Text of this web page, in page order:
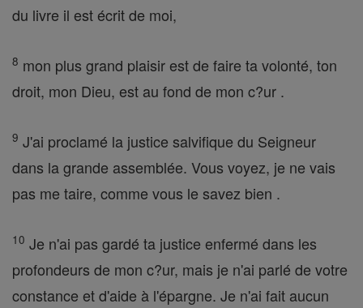
du livre il est écrit de moi,
8 mon plus grand plaisir est de faire ta volonté, ton
droit, mon Dieu, est au fond de mon c?ur .
9 J'ai proclamé la justice salvifique du Seigneur
dans la grande assemblée. Vous voyez, je ne vais
pas me taire, comme vous le savez bien .
10 Je n'ai pas gardé ta justice enfermé dans les
profondeurs de mon c?ur, mais je n'ai parlé de votre
constance et d'aide à l'épargne. Je n'ai fait aucun